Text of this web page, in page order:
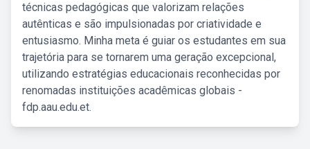
técnicas pedagógicas que valorizam relações
autênticas e são impulsionadas por criatividade e
entusiasmo. Minha meta é guiar os estudantes em sua
trajetória para se tornarem uma geração excepcional,
utilizando estratégias educacionais reconhecidas por
renomadas instituições acadêmicas globais -
fdp.aau.edu.et.